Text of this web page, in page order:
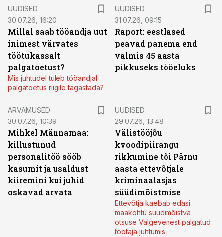
UUDISED
30.07.26, 16:20
Millal saab tööandja uut
inimest värvates
töötukassalt
palgatoetust?
Mis juhtudel tuleb tööandjal
palgatoetus riigile tagastada?
UUDISED
31.07.26, 09:15
Raport: eestlased
peavad panema end
valmis 45 aasta
pikkuseks tööeluks
ARVAMUSED
30.07.26, 10:39
Mihkel Männamaa:
killustunud
personalitöö sööb
kasumit ja usaldust
kiiremini kui juhid
oskavad arvata
UUDISED
29.07.26, 13:48
Välistööjõu
kvoodipiirangu
rikkumine tõi Pärnu
aasta ettevõtjale
kriminaalasjas
süüdimõistmise
Ettevõtja kaebab edasi
maakohtu süüdimõistva
otsuse Valgevenest palgatud
töötaja juhtumis